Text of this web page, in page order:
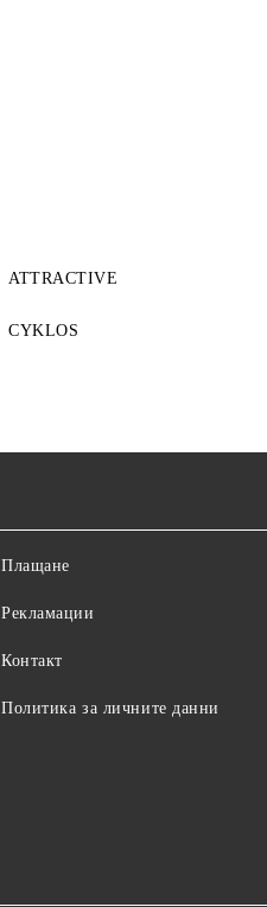
ATTRACTIVE
CYKLOS
Плащане
Рекламации
Контакт
Политика за личните данни